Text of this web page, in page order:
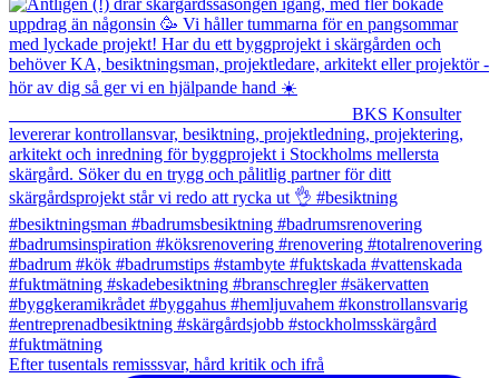
Efter tusentals remisssvar, hård kritik och ifrå